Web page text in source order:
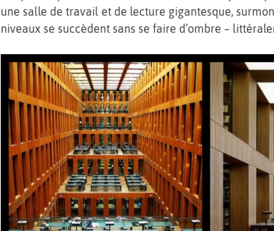
une salle de travail et de lecture gigantesque,
niveaux se succèdent sans se faire d’ombre –